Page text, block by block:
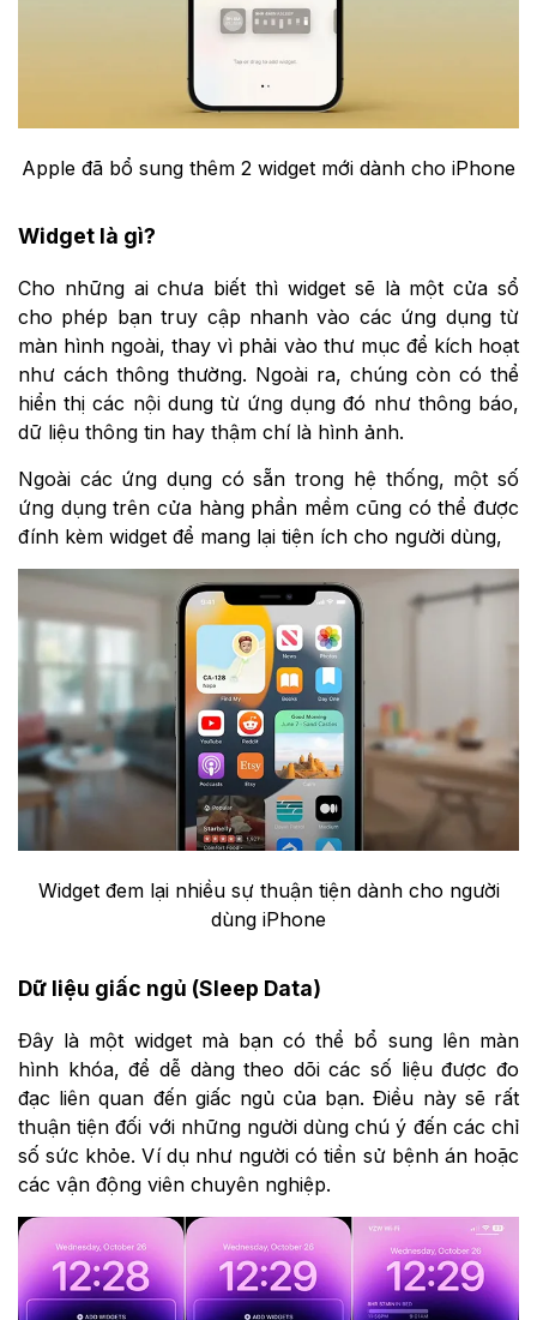
Apple đã bổ sung thêm 2 widget mới dành cho iPhone
Widget là gì?
Cho những ai chưa biết thì widget sẽ là một cửa sổ
cho phép bạn truy cập nhanh vào các ứng dụng từ
màn hình ngoài, thay vì phải vào thư mục để kích hoạt
như cách thông thường. Ngoài ra, chúng còn có thể
hiển thị các nội dung từ ứng dụng đó như thông báo,
dữ liệu thông tin hay thậm chí là hình ảnh.
Ngoài các ứng dụng có sẵn trong hệ thống, một số
ứng dụng trên cửa hàng phần mềm cũng có thể được
đính kèm widget để mang lại tiện ích cho người dùng,
Widget đem lại nhiều sự thuận tiện dành cho người
dùng iPhone
Dữ liệu giấc ngủ (Sleep Data)
Đây là một widget mà bạn có thể bổ sung lên màn
hình khóa, để dễ dàng theo dõi các số liệu được đo
đạc liên quan đến giấc ngủ của bạn. Điều này sẽ rất
thuận tiện đối với những người dùng chú ý đến các chỉ
số sức khỏe. Ví dụ như người có tiền sử bệnh án hoặc
các vận động viên chuyên nghiệp.